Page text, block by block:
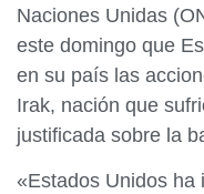
Naciones Unidas
este domingo que
en su país las
Irak, nación que
justificada sobre la
«Estados Unidos ha